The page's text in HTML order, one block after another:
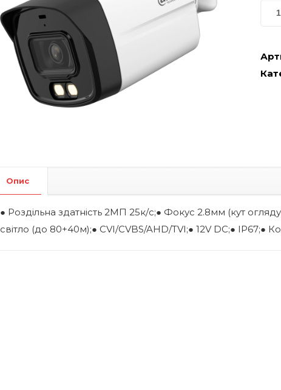
Опис
● Роздільна здатність 2МП 25к/с;● Фокус 2.8мм (кут
світло (до 80+40м);● CVI/CVBS/AHD/TVI;● 12V DC;● IP67;●